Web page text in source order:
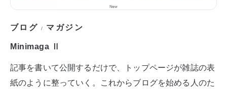
ブログ / マガジン
Minimaga Ⅱ
記事を書いて公開するだけで、トップページが雑誌の表
紙のように整っていく。これからブログを始める人のた